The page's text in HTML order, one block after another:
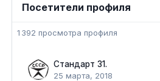
Посетители профиля
1 392 просмотра профиля
Стандарт 31.
25 марта, 2018